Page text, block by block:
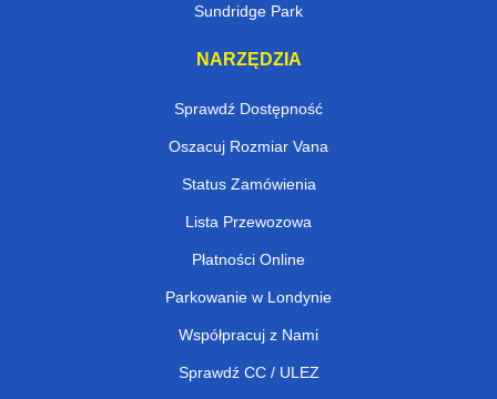
Sundridge Park
NARZĘDZIA
Sprawdź Dostępność
Oszacuj Rozmiar Vana
Status Zamówienia
Lista Przewozowa
Płatności Online
Parkowanie w Londynie
Współpracuj z Nami
Sprawdź CC / ULEZ